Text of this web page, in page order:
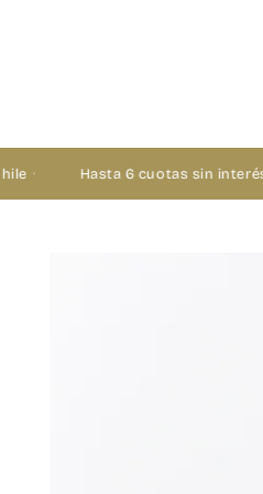
· Hasta 6 cuotas sin interés